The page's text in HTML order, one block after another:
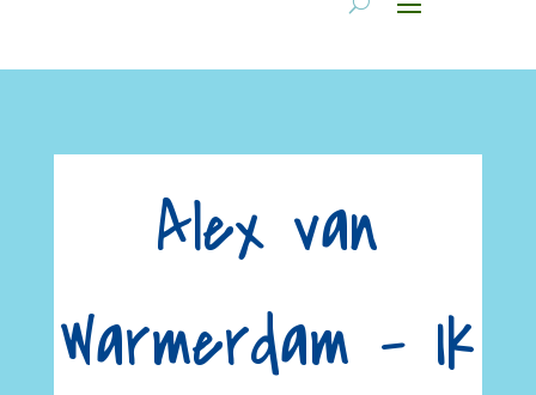
Alex van
Warmerdam – Ik